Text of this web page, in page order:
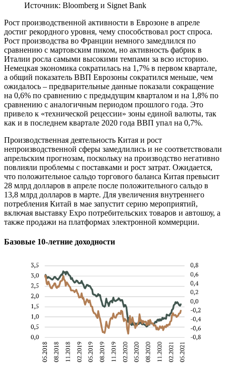
Источник: Bloomberg и Signet Bank
Рост производственной активности в Еврозоне в апреле
достиг рекордного уровня, чему способствовал рост спроса.
Рост производства во Франции немного замедлился по
сравнению с мартовским пиком, но активность фабрик в
Италии росла самыми высокими темпами за всю историю.
Немецкая экономика сократилась на 1,7% в первом квартале,
а общий показатель ВВП Еврозоны сократился меньше, чем
ожидалось – предварительные данные показали сокращение
на 0,6% по сравнению с предыдущим кварталом и на 1,8% по
сравнению с аналогичным периодом прошлого года. Это
привело к «технической рецессии» зоны единой валюты, так
как и в последнем квартале 2020 года ВВП упал на 0,7%.
Производственная деятельность Китая и рост
непроизводственной сферы замедлились и не соответствовали
апрельским прогнозам, поскольку на производство негативно
повлияли проблемы с поставками и рост затрат. Ожидается,
что положительное сальдо торгового баланса Китая превысит
28 млрд долларов в апреле после положительного сальдо в
13,8 млрд долларов в марте. Для увеличения внутреннего
потребления Китай в мае запустит серию мероприятий,
включая выставку Expo потребительских товаров и автошоу, а
также продажи на платформах электронной коммерции.
Базовые 10-летние доходности